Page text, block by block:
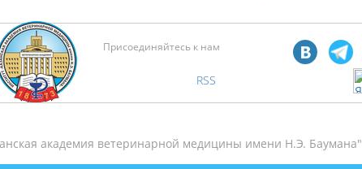
Присоединяйтесь к нам
RSS
академия ветеринарной медицины имени Н.Э. Баумана"